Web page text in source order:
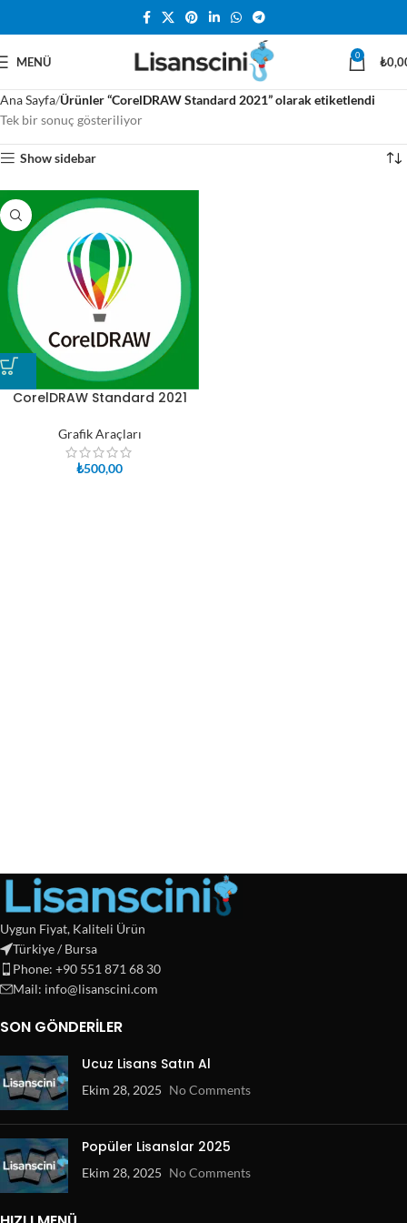
MENÜ 0 ₺
Ana Sayfa Ürünler “CorelDRAW Standard 2021” olarak etiketlendi
Tek bir sonuç gösteriliyor
Show sidebar
CorelDRAW Standard 2021
Grafik Araçları
₺500,00
Uygun Fiyat, Kaliteli Ürün
Türkiye / Bursa
Phone: +90 551 871 68 30
Mail: info@lisanscini.com
SON GÖNDERILER
Ucuz Lisans Satın Al
Ekim 28, 2025 No Comments
Popüler Lisanslar 2025
Ekim 28, 2025 No Comments